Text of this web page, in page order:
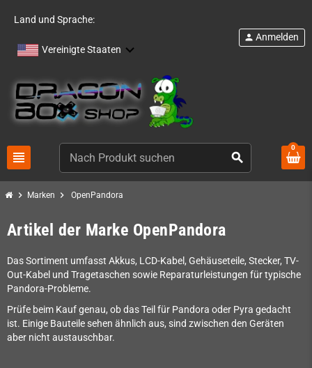
Land und Sprache:
Vereinigte Staaten
view_headline search
person Anmelden
0
chevron_right Marken chevron_right OpenPandora
Artikel der Marke OpenPandora
Das Sortiment umfasst Akkus, LCD-Kabel, Gehäuseteile, Stecker, TV-
Out-Kabel und Tragetaschen sowie Reparaturleistungen für typische
Pandora-Probleme.
Prüfe beim Kauf genau, ob das Teil für Pandora oder Pyra gedacht
ist. Einige Bauteile sehen ähnlich aus, sind zwischen den Geräten
aber nicht austauschbar.